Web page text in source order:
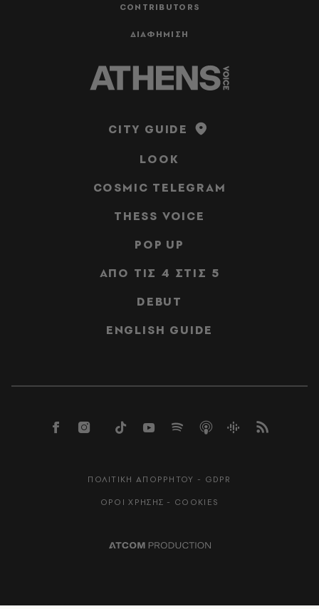
CONTRIBUTORS
ΔΙΑΦΗΜΙΣΗ
CITY GUIDE
LOOK
COSMIC TELEGRAM
THESS VOICE
POP UP
ΑΠΟ ΤΙΣ 4 ΣΤΙΣ 5
DEBUT
ENGLISH GUIDE
ΠΟΛΙΤΙΚΗ ΑΠΟΡΡΗΤΟΥ - GDPR
ΟΡΟΙ ΧΡΗΣΗΣ - COOKIES